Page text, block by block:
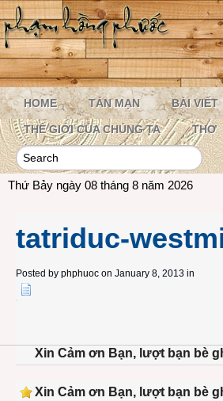
HOME TẢN MẠN BÀI VIẾT
THẾ GIỚI CỦA CHÚNG TA THƠ
Thứ Bảy ngày 08 tháng 8 năm 2026
tatriduc-
Posted by phphuoc on January 8, 2013 in
Xin Cảm ơn Bạn, lượt bạn bè
Xin Cảm ơn Bạn, lượt bạn bè